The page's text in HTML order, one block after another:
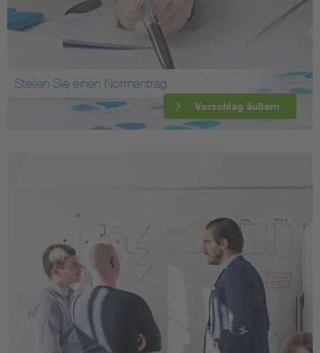
Stellen Sie einen Normantrag
Vorschlag äußern